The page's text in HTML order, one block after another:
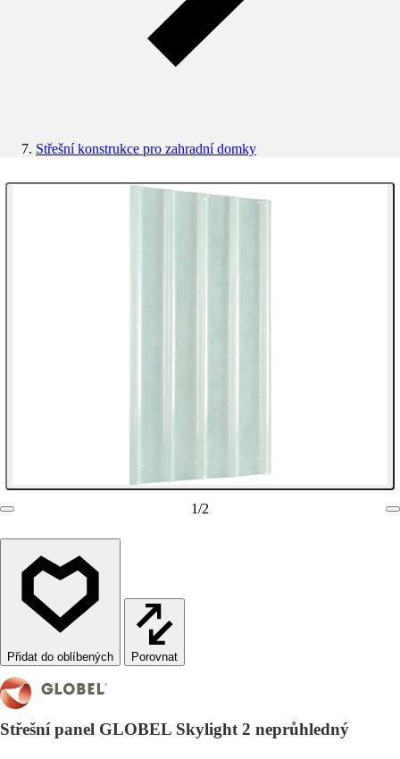
Střešní konstrukce pro zahradní domky
1/2
Porovnat
Střešní panel GLOBEL Skylight 2 neprůhledný